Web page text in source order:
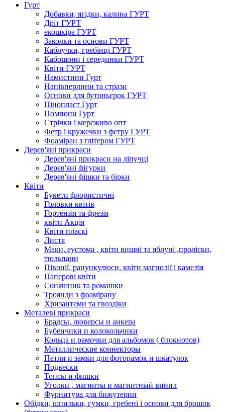
Гурт
Добавки, ягідки, калина ГУРТ
Дріт ГУРТ
екошкіра ГУРТ
Заколки та основи ГУРТ
Каблучки, гребінці ГУРТ
Кабошони і серединки ГУРТ
Квіти ГУРТ
Намистини Гурт
Напівперлини та стрази
Основи для бутоньєрок ГУРТ
Пінопласт Гурт
Помпони Гурт
Стрічки і мереживо опт
Фетр і кружечки з фетру ГУРТ
Фоаміран з глітером ГУРТ
Дерев'яні прикраси
Дерев'яні прикраси на ліпучці
Дерев'яні фігурки
Дерев'яні фішки та бірки
Квіти
Букети флористичні
Головки квітів
Гортензія та фрезія
квіти Акція
Квіти пласкі
Листя
Маки, еустома , квіти вишні та яблуні ,проліски,
тюльпани
Півонії, ранункулюси, квіти магнолії і камелія
Паперові квіти
Соняшник та ромашки
Троянди з фоамірану
Хризантеми та гвоздіки
Металеві прикраси
Брадсы, люверсы и анкера
Бубенчики и колокольчики
Кольца и рамочки для альбомов ( блокнотов)
Металлические коннекторы
Петли и замки для фоторамок и шкатулок
Подвески
Топсы и фишки
Уголки , магниты и магнитный винил
Фурнитура для бижутерии
Обідки, шпильки, гумки, гребені і основи для брошок